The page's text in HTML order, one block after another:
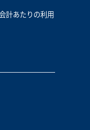
計あたりの利用